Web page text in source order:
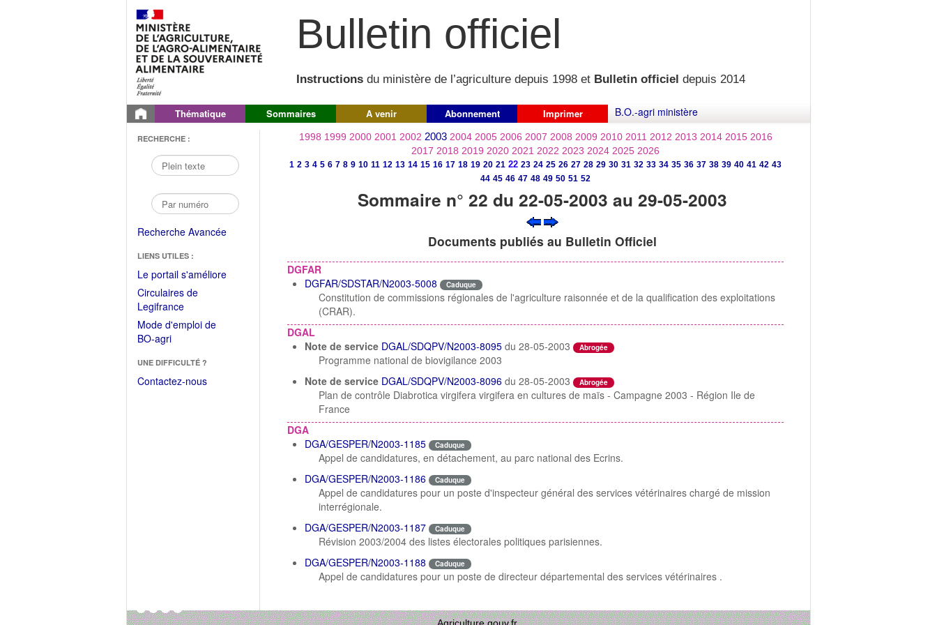
Bulletin officiel
Instructions du ministère de l’agriculture depuis 1998 et Bulletin officiel depuis 2014
Thématique Sommaires A venir Abonnement Imprimer B.O.-agri ministère
RECHERCHE :
Recherche Avancée
LIENS UTILES :
Le portail s'améliore(Fichier
Circulaires de
Legifrance(Ouvrir
dans
une
fenêtre)
Mode d'emploi de
BO-agri(Ouvrir
une
nouvelle
UNE DIFFICULTÉ ?
Contactez-nous
1998 1999 2000 2001 2002 2003 2004 2005 2006 2007 2008 2009 2010 2011 2012 2013 2014 2015 2016
2017 2018 2019 2020 2021 2022 2023 2024 2025 2026
1 2 3 4 5 6 7 8 9 10 11 12 13 14 15 16 17 18 19 20 21 22 23 24 25 26 27 28 29 30 31 32 33 34 35 36 37 38 39 40 41 42 43
44 45 46 47 48 49 50 51 52
Sommaire n° 22 du 22-05-2003 au 29-05-2003
Documents publiés au Bulletin Officiel
DGFAR
DGFAR/SDSTAR/N2003-5008
Caduque
Constitution de commissions régionales de l'agriculture raisonnée et de la qualification des exploitations
(CRAR).
DGAL
Note de service DGAL/SDQPV/N2003-8095 du 28-05-2003 Abrogée
Programme national de biovigilance 2003
Note de service DGAL/SDQPV/N2003-8096 du 28-05-2003 Abrogée
Plan de contrôle Diabrotica virgifera virgifera en cultures de maïs - Campagne 2003 - Région Ile de
France
DGA
DGA/GESPER/N2003-1185
Caduque
Appel de candidatures, en détachement, au parc national des Ecrins.
DGA/GESPER/N2003-1186
Caduque
Appel de candidatures pour un poste d'inspecteur général des services vétérinaires chargé de mission
interrégionale.
DGA/GESPER/N2003-1187
Caduque
Révision 2003/2004 des listes électorales politiques parisiennes.
DGA/GESPER/N2003-1188
Caduque
Appel de candidatures pour un poste de directeur départemental des services vétérinaires .